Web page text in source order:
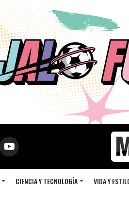
CIENCIA Y TECNOLOGÍA VIDA Y